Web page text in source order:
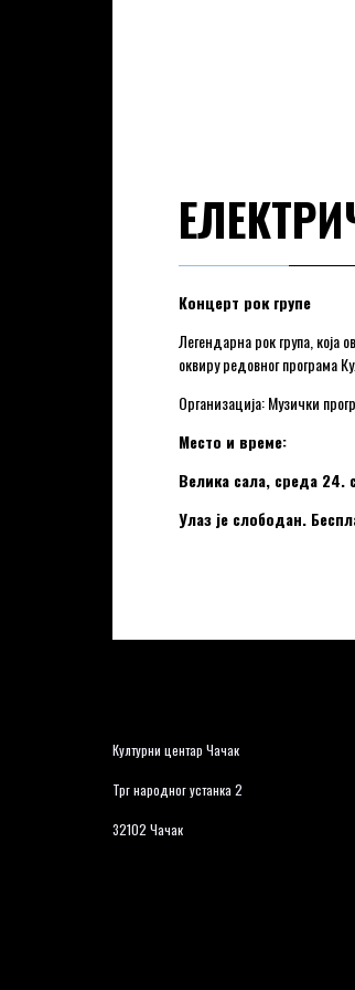
Концерт рок групе
Легендарна рок група, која
оквиру редовног програма
Организација: Музички
Место и време:
Велика сала, среда 24.
Улаз је слободан.
Културни центар Чачак
Трг народног устанка 2
32102 Чачак